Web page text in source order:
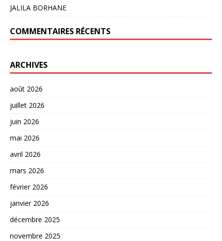
JALILA BORHANE
COMMENTAIRES RÉCENTS
ARCHIVES
août 2026
juillet 2026
juin 2026
mai 2026
avril 2026
mars 2026
février 2026
janvier 2026
décembre 2025
novembre 2025